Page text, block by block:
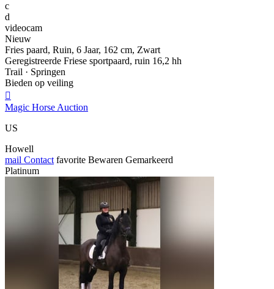
c
d
videocam
Nieuw
Fries paard, Ruin, 6 Jaar, 162 cm, Zwart
Geregistreerde Friese sportpaard, ruin 16,2 hh
Trail · Springen
Bieden op veiling

Magic Horse Auction
US
Howell
mail Contact favorite Bewaren Gemarkeerd
Platinum